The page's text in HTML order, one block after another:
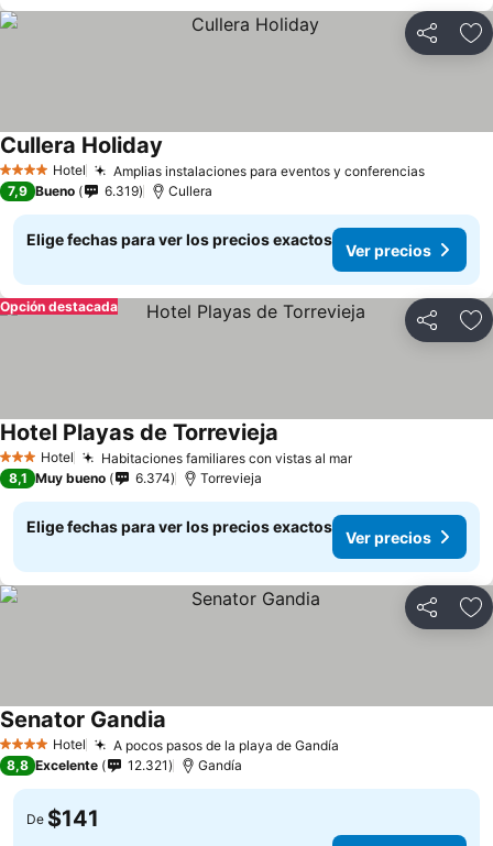
Compartir
4 EstrellasHotel Amplias instalaciones para eventos y conferencias
Cullera Holiday
7,9 Bueno 6.319 Cullera
Elige fechas para ver los precios exactos
Ver precios
Compartir
Opción destacada
3 Estrellas
Hotel Habitaciones familiares con vistas al mar
Hotel Playas de Torrevieja
8,1 Muy bueno 6.374 Torrevieja
Elige fechas para ver los precios exactos
Ver precios
Compartir
4 EstrellasHotel A pocos pasos de la playa de Gandía
Senator Gandia
8,8 Excelente 12.321 Gandía
De $141